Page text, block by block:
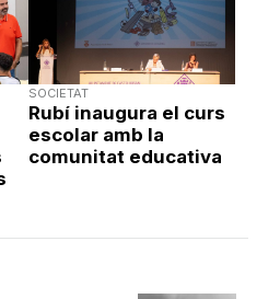
SOCIETAT
Rubí inaugura el curs
escolar amb la
comunitat educativa